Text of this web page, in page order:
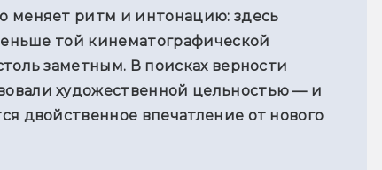
меняет ритм и интонацию: здесь
той кинематографической
заметным. В поисках верности
художественной цельностью — и
двойственное впечатление от нового